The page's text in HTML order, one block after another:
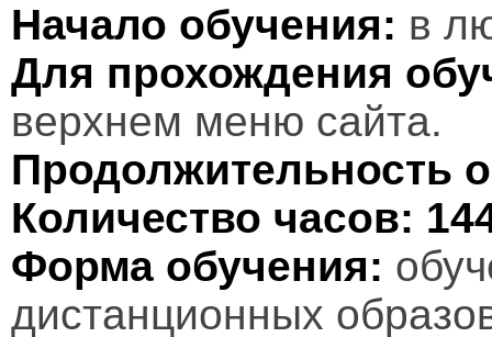
Начало обучения: в
Для прохождения
верхнем меню сайта.
Продолжительность
Количество часов:
Форма обучения:
дистанционных